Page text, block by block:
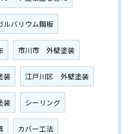
ルバリウム鋼板
市川市 外壁塗装
装 江戸川区 外壁塗装
装 シーリング
カバー工法